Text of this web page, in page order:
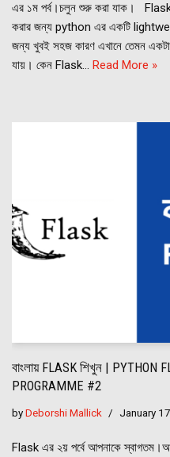
এর ১ম পর্ব।চলুন শুরু করা যাক।
করার জন্য python এর একটি
জন্য খুবই সহজ কারণ এখানে তেমন
যায়। কেন Flask… Read More »
বাংলায় FLASK শিখুন | PYTHON
PROGRAMME #2
byDeborshi Mallick January
Flask এর ২য় পর্বে আপনাকে